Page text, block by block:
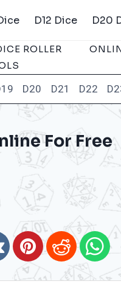
D12 Dice D20
ROLLER
D20 D21 D22
For Free